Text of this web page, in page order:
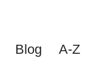
Blog A-Z